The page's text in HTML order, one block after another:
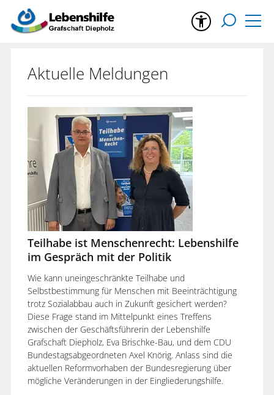
Aktuelle Meldungen
Teilhabe ist Menschenrecht: Lebenshilfe
im Gespräch mit der Politik
Wie kann uneingeschränkte Teilhabe und
Selbstbestimmung für Menschen mit Beeinträchtigung
trotz Sozialabbau auch in Zukunft gesichert werden?
Diese Frage stand im Mittelpunkt eines Treffens
zwischen der Geschäftsführerin der Lebenshilfe
Grafschaft Diepholz, Eva Brischke-Bau, und dem CDU
Bundestagsabgeordneten Axel Knörig. Anlass sind die
aktuellen Reformvorhaben der Bundesregierung über
mögliche Veränderungen in der Eingliederungshilfe.